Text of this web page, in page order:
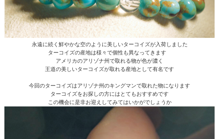
永遠に続く鮮やかな空のように美しいターコイズが入荷しました
ターコイズの産地は様々で個性も異なってきます
アメリカのアリゾナ州で取れる物が色が濃く
王道の美しいターコイズが取れる産地として有名です
今回のターコイズはアリゾナ州のキングマンで取れた物になります
ターコイズをお探しの方にはとてもおすすめです
この機会に是非お迎えしてみてはいかがでしょうか